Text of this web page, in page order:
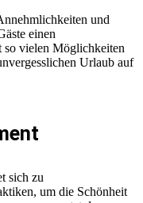
und
einen
so vielen Möglichkeiten
Urlaub auf
sich zu
um die Schönheit